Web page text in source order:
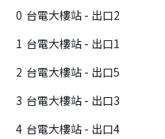
0 台電大樓站 - 出口2
1 台電大樓站 - 出口1
2 台電大樓站 - 出口5
3 台電大樓站 - 出口3
4 台電大樓站 - 出口4